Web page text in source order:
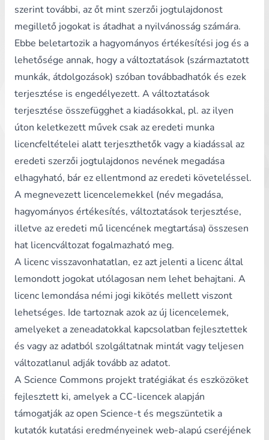
szerint további, az őt mint szerzői jogtulajdonost
megillető jogokat is átadhat a nyilvánosság számára.
Ebbe beletartozik a hagyományos értékesítési jog és a
lehetősége annak, hogy a változtatások (származtatott
munkák, átdolgozások) szóban továbbadhatók és ezek
terjesztése is engedélyezett. A változtatások
terjesztése összefügghet a kiadásokkal, pl. az ilyen
úton keletkezett művek csak az eredeti munka
licencfeltételei alatt terjeszthetők vagy a kiadással az
eredeti szerzői jogtulajdonos nevének megadása
elhagyható, bár ez ellentmond az eredeti követeléssel.
A megnevezett licencelemekkel (név megadása,
hagyományos értékesítés, változtatások terjesztése,
illetve az eredeti mű licencének megtartása) összesen
hat licencváltozat fogalmazható meg.
A licenc visszavonhatatlan, ez azt jelenti a licenc által
lemondott jogokat utólagosan nem lehet behajtani. A
licenc lemondása némi jogi kikötés mellett viszont
lehetséges. Ide tartoznak azok az új licencelemek,
amelyeket a zeneadatokkal kapcsolatban fejlesztettek
és vagy az adatból szolgáltatnak mintát vagy teljesen
változatlanul adják tovább az adatot.
A Science Commons projekt tratégiákat és eszközöket
fejlesztett ki, amelyek a CC-licencek alapján
támogatják az open Science-t és megszüntetik a
kutatók kutatási eredményeinek web-alapú cseréjének